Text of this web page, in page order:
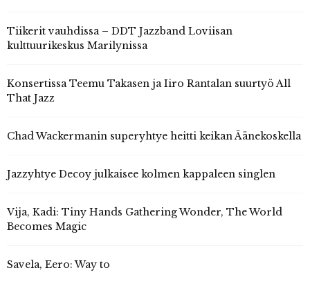
Tiikerit vauhdissa – DDT Jazzband Loviisan
kulttuurikeskus Marilynissa
Konsertissa Teemu Takasen ja Iiro Rantalan suurtyö All
That Jazz
Chad Wackermanin superyhtye heitti keikan Äänekoskella
Jazzyhtye Decoy julkaisee kolmen kappaleen singlen
Vija, Kadi: Tiny Hands Gathering Wonder, The World
Becomes Magic
Savela, Eero: Way to